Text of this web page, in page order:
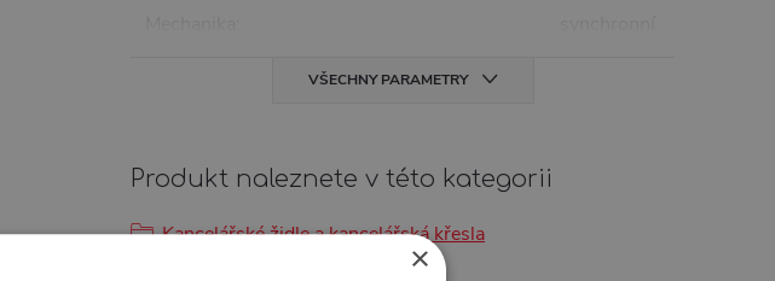
VŠECHNY PARAMETRY
Produkt naleznete v této kategorii
Kancelářské židle a kancelářská křesla
×